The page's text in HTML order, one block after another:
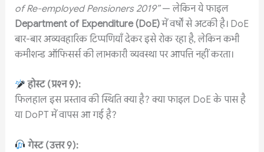
of Re-employed Pensioners 2019”— लेकिन ये फाइल
Department of Expenditure (DoE)में वर्षों से अटकी है। DoE
बार-बार अव्यवहारिक टिप्पणियाँ देकर इसे रोक रहा है, लेकिन कभी
कमीशन्ड ऑफिसर्स की लाभकारी व्यवस्था पर आपत्ति नहीं करता।
होस्ट(प्रश्न9):
फिलहाल इस प्रस्ताव की स्थिति क्या है? क्या फाइल DoE के पास है
या DoPT में वापस आ गई है?
गेस्ट(उत्तर9):